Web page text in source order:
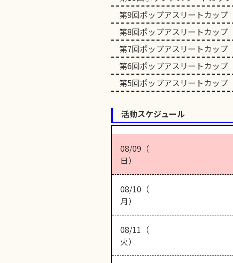
第9回ポップアスリートカップ
第8回ポップアスリートカップ
第7回ポップアスリートカップ
第6回ポップアスリートカップ
第5回ポップアスリートカップ
活動スケジュール
08/09（
日）
08/10（
月）
08/11（
火）